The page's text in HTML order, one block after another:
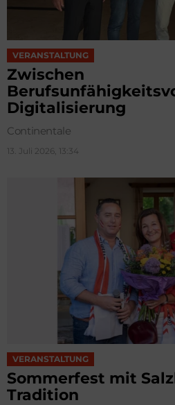
VERANSTALTUNG
Zwischen
Digitalisierung
Continentale
13. Juli 2026, 13:34
VERANSTALTUNG
Sommerfest mit
Tradition